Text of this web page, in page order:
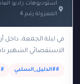
استوديوهات راديو
المعزولة رقم 4
في ليلة الجمعة، داخل
##الدليل_السلبي